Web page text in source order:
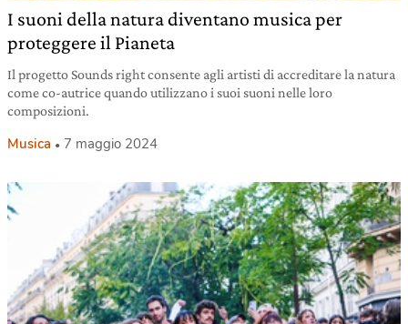
I suoni della natura diventano musica per
proteggere il Pianeta
Il progetto Sounds right consente agli artisti di accreditare la natura
come co-autrice quando utilizzano i suoi suoni nelle loro
composizioni.
Musica 7 maggio 2024